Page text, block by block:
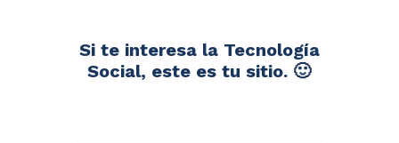
Si te interesa la Tecnología
Social, este es tu sitio. 🙂